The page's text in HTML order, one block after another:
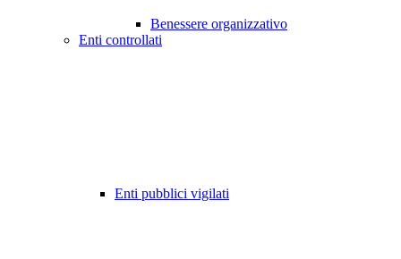
Benessere organizzativo
Enti controllati
Enti pubblici vigilati